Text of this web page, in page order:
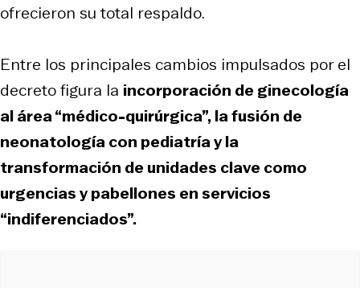
ofrecieron su total respaldo.
Entre los principales cambios impulsados por el
decreto figura la incorporación de ginecología
al área “médico-quirúrgica”, la fusión de
neonatología con pediatría y la
transformación de unidades clave como
urgencias y pabellones en servicios
“indiferenciados”.